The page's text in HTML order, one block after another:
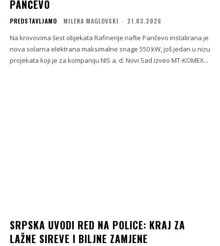
PANČEVO
PREDSTAVLJAMO MILENA MAGLOVSKI - 21.03.2026
Na krovovima šest objekata Rafinerije nafte Pančevo instalirana je
nova solarna elektrana maksimalne snage 550 kW, još jedan u nizu
projekata koji je za kompaniju NIS a. d. Novi Sad izveo MT-KOMEX...
SRPSKA UVODI RED NA POLICE: KRAJ ZA
LAŽNE SIREVE I BILJNE ZAMJENE